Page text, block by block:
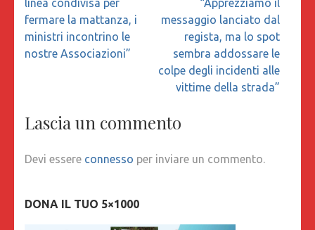
linea condivisa per
fermare la mattanza, i
ministri incontrino le
nostre Associazioni”
“Apprezziamo il
messaggio lanciato dal
regista, ma lo spot
sembra addossare le
colpe degli incidenti alle
vittime della strada”
Lascia un commento
Devi essere connesso per inviare un commento.
DONA IL TUO 5×1000